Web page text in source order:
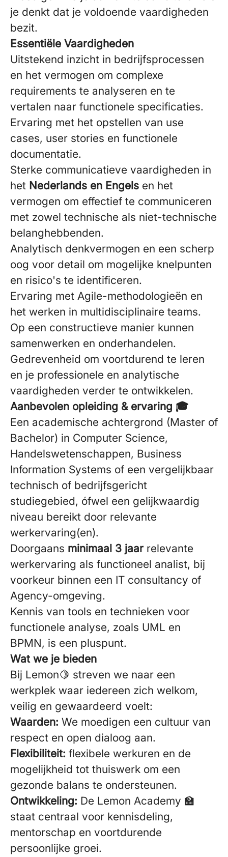
je denkt dat je voldoende vaardigheden
bezit.
Essentiële Vaardigheden
Uitstekend inzicht in bedrijfsprocessen
en het vermogen om complexe
requirements te analyseren en te
vertalen naar functionele specificaties.
Ervaring met het opstellen van use
cases, user stories en functionele
documentatie.
Sterke communicatieve vaardigheden in
het Nederlands en Engels en het
vermogen om effectief te communiceren
met zowel technische als niet-technische
belanghebbenden.
Analytisch denkvermogen en een scherp
oog voor detail om mogelijke knelpunten
en risico's te identificeren.
Ervaring met Agile-methodologieën en
het werken in multidisciplinaire teams.
Op een constructieve manier kunnen
samenwerken en onderhandelen.
Gedrevenheid om voortdurend te leren
en je professionele en analytische
vaardigheden verder te ontwikkelen.
Aanbevolen opleiding & ervaring 🎓
Een academische achtergrond (Master of
Bachelor) in Computer Science,
Handelswetenschappen, Business
Information Systems of een vergelijkbaar
technisch of bedrijfsgericht
studiegebied, ófwel een gelijkwaardig
niveau bereikt door relevante
werkervaring(en).
Doorgaans minimaal 3 jaar relevante
werkervaring als functioneel analist, bij
voorkeur binnen een IT consultancy of
Agency-omgeving.
Kennis van tools en technieken voor
functionele analyse, zoals UML en
BPMN, is een pluspunt.
Wat we je bieden
Bij Lemon🍋 streven we naar een
werkplek waar iedereen zich welkom,
veilig en gewaardeerd voelt:
Waarden: We moedigen een cultuur van
respect en open dialoog aan.
Flexibiliteit: flexibele werkuren en de
mogelijkheid tot thuiswerk om een
gezonde balans te ondersteunen.
Ontwikkeling: De Lemon Academy 🏫
staat centraal voor kennisdeling,
mentorschap en voortdurende
persoonlijke groei.